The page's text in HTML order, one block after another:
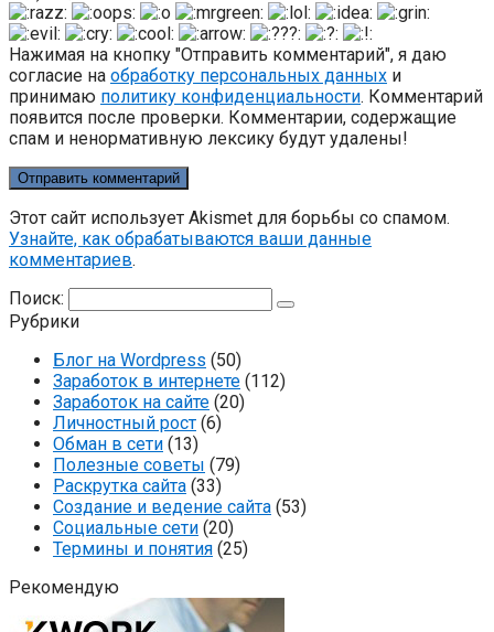
Нажимая на кнопку "Отправить комментарий", я даю
согласие на обработку персональных данных и
принимаю политику конфиденциальности. Комментарий
появится после проверки. Комментарии, содержащие
спам и ненормативную лексику будут удалены!
Этот сайт использует Akismet для борьбы со спамом.
Узнайте, как обрабатываются ваши данные
комментариев.
Поиск:
Рубрики
Блог на Wordpress (50)
Заработок в интернете (112)
Заработок на сайте (20)
Личностный рост (6)
Обман в сети (13)
Полезные советы (79)
Раскрутка сайта (33)
Создание и ведение сайта (53)
Социальные сети (20)
Термины и понятия (25)
Рекомендую